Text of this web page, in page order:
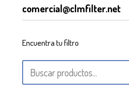
comercial@clmfilter.net
Encuentra tu filtro